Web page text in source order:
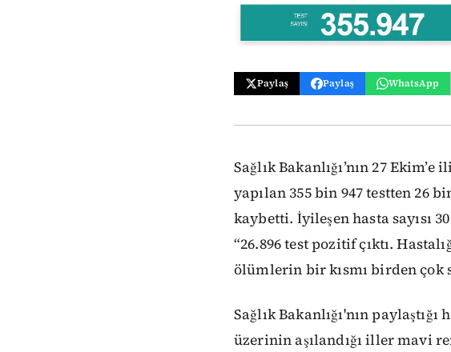
Paylaş Paylaş WhatsApp
Sağlık Bakanlığı’nın 27
yapılan 355 bin 947 testten 26
kaybetti. İyileşen hasta sayısı
“26.896 test pozitif çıktı.
ölümlerin bir kısmı birden çok
Sağlık Bakanlığı'nın
üzerinin aşılandığı iller mavi